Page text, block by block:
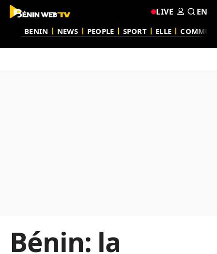
BENIN NEWS PEOPLE SPORT ELLE
LIVE EN
Bénin: la